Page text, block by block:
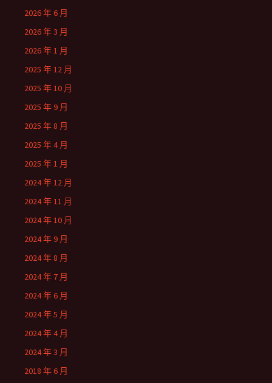
2026 年 6 月
2026 年 3 月
2026 年 1 月
2025 年 12 月
2025 年 10 月
2025 年 9 月
2025 年 8 月
2025 年 4 月
2025 年 1 月
2024 年 12 月
2024 年 11 月
2024 年 10 月
2024 年 9 月
2024 年 8 月
2024 年 7 月
2024 年 6 月
2024 年 5 月
2024 年 4 月
2024 年 3 月
2018 年 6 月